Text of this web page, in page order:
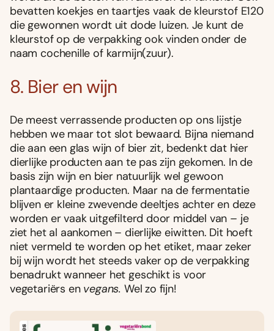
bevatten koekjes en taartjes vaak de kleurstof E120
die gewonnen wordt uit dode luizen. Je kunt de
kleurstof op de verpakking ook vinden onder de
naam cochenille of karmijn(zuur).
8. Bier en wijn
De meest verrassende producten op ons lijstje
hebben we maar tot slot bewaard. Bijna niemand
die aan een glas wijn of bier zit, bedenkt dat hier
dierlijke producten aan te pas zijn gekomen. In de
basis zijn wijn en bier natuurlijk wel gewoon
plantaardige producten. Maar na de fermentatie
blijven er kleine zwevende deeltjes achter en deze
worden er vaak uitgefilterd door middel van – je
ziet het al aankomen – dierlijke eiwitten. Dit hoeft
niet vermeld te worden op het etiket, maar zeker
bij wijn wordt het steeds vaker op de verpakking
benadrukt wanneer het geschikt is voor
vegetariërs en vegans. Wel zo fijn!